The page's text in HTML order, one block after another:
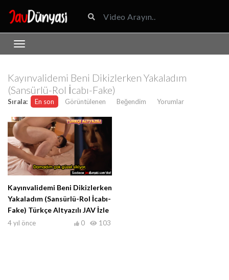
Kayınvalidemi Beni Dikizlerken Yakaladım
(Sansürlü-Rol İcabı-Fake)
Sırala: En son Görüntülenen Beğendim Yorumlar
Kayınvalidemi Beni Dikizlerken
Yakaladım (Sansürlü-Rol İcabı-
Fake) Türkçe Altyazılı JAV İzle
4 yıl önce 103
0